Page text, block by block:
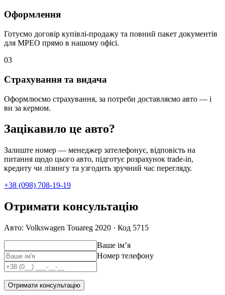
Оформлення
Готуємо договір купівлі-продажу та повний пакет документів
для МРЕО прямо в нашому офісі.
03
Страхування та видача
Оформлюємо страхування, за потреби доставляємо авто — і
ви за кермом.
Зацікавило це авто?
Залиште номер — менеджер зателефонує, відповість на
питання щодо цього авто, підготує розрахунок trade-in,
кредиту чи лізингу та узгодить зручний час перегляду.
+38 (098) 708-19-19
Отримати консультацію
Авто: Volkswagen Touareg 2020 · Код 5715
Ваше імʼя
Номер телефону
Отримати консультацію